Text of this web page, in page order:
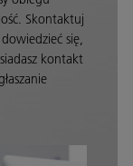
Skontaktuj
się,
kontakt